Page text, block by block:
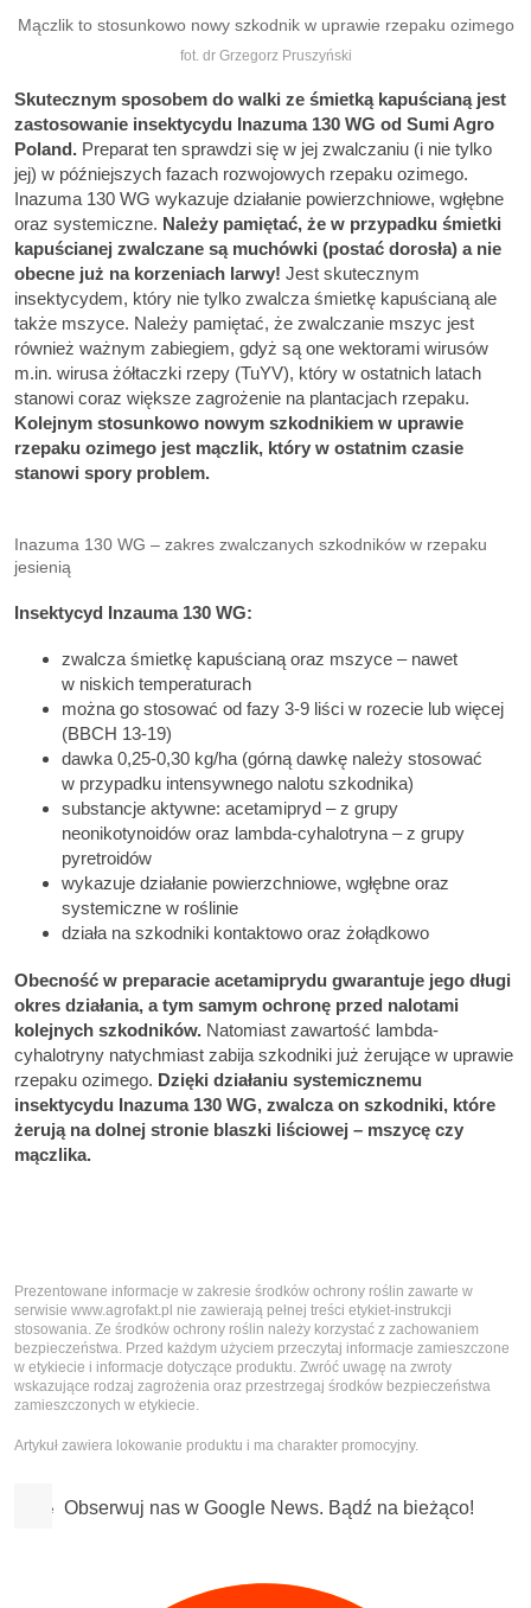
Mączlik to stosunkowo nowy szkodnik w uprawie rzepaku ozimego
fot. dr Grzegorz Pruszyński
Skutecznym sposobem do walki ze śmietką kapuścianą jest
zastosowanie insektycydu Inazuma 130 WG od Sumi Agro
Poland. Preparat ten sprawdzi się w jej zwalczaniu (i nie tylko
jej) w późniejszych fazach rozwojowych rzepaku ozimego.
Inazuma 130 WG wykazuje działanie powierzchniowe, wgłębne
oraz systemiczne. Należy pamiętać, że w przypadku śmietki
kapuścianej zwalczane są muchówki (postać dorosła) a nie
obecne już na korzeniach larwy! Jest skutecznym
insektycydem, który nie tylko zwalcza śmietkę kapuścianą ale
także mszyce. Należy pamiętać, że zwalczanie mszyc jest
również ważnym zabiegiem, gdyż są one wektorami wirusów
m.in. wirusa żółtaczki rzepy (TuYV), który w ostatnich latach
stanowi coraz większe zagrożenie na plantacjach rzepaku.
Kolejnym stosunkowo nowym szkodnikiem w uprawie
rzepaku ozimego jest mączlik, który w ostatnim czasie
stanowi spory problem.
Inazuma 130 WG – zakres zwalczanych szkodników w rzepaku
jesienią
Insektycyd Inzauma 130 WG:
zwalcza śmietkę kapuścianą oraz mszyce – nawet
w niskich temperaturach
można go stosować od fazy 3-9 liści w rozecie lub więcej
(BBCH 13-19)
dawka 0,25-0,30 kg/ha (górną dawkę należy stosować
w przypadku intensywnego nalotu szkodnika)
substancje aktywne: acetamipryd – z grupy
neonikotynoidów oraz lambda-cyhalotryna – z grupy
pyretroidów
wykazuje działanie powierzchniowe, wgłębne oraz
systemiczne w roślinie
działa na szkodniki kontaktowo oraz żołądkowo
Obecność w preparacie acetamiprydu gwarantuje jego długi
okres działania, a tym samym ochronę przed nalotami
kolejnych szkodników. Natomiast zawartość lambda-
cyhalotryny natychmiast zabija szkodniki już żerujące w uprawie
rzepaku ozimego. Dzięki działaniu systemicznemu
insektycydu Inazuma 130 WG, zwalcza on szkodniki, które
żerują na dolnej stronie blaszki liściowej – mszycę czy
mączlika.
Prezentowane informacje w zakresie środków ochrony roślin zawarte w
serwisie www.agrofakt.pl nie zawierają pełnej treści etykiet-instrukcji
stosowania. Ze środków ochrony roślin należy korzystać z zachowaniem
bezpieczeństwa. Przed każdym użyciem przeczytaj informacje zamieszczone
w etykiecie i informacje dotyczące produktu. Zwróć uwagę na zwroty
wskazujące rodzaj zagrożenia oraz przestrzegaj środków bezpieczeństwa
zamieszczonych w etykiecie.
Artykuł zawiera lokowanie produktu i ma charakter promocyjny.
Obserwuj nas w Google News. Bądź na bieżąco!